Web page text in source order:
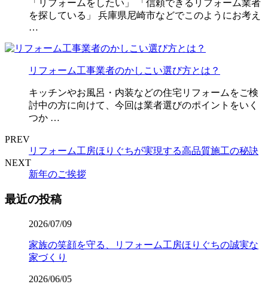
「リフォームをしたい」 「信頼できるリフォーム業者
を探している」 兵庫県尼崎市などでこのようにお考え
…
リフォーム工事業者のかしこい選び方とは？
キッチンやお風呂・内装などの住宅リフォームをご検
討中の方に向けて、今回は業者選びのポイントをいく
つか …
PREV
リフォーム工房ほりぐちが実現する高品質施工の秘訣
NEXT
新年のご挨拶
最近の投稿
2026/07/09
家族の笑顔を守る、リフォーム工房ほりぐちの誠実な
家づくり
2026/06/05